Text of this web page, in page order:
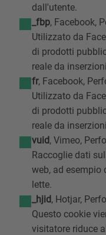
dall'utente.
_fbp, Facebook,
Utilizzato da
di prodotti
reale da
fr, Facebook,
Utilizzato da
di prodotti
reale da
vuid, Vimeo,
Raccoglie dati
web, ad esempio
lette.
_hjid, Hotjar,
Questo cookie
visitatore riduce